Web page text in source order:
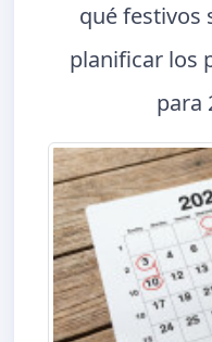
qué festivos
planificar los
para